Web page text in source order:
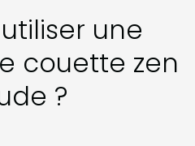
une
couette zen
?